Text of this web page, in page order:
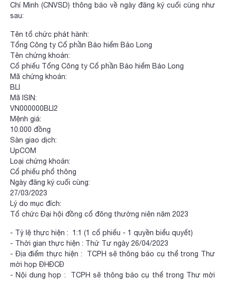
Chí Minh (CNVSD) thông báo về ngày đăng ký cuối cùng như
sau:
Tên tổ chức phát hành:
Tổng Công ty Cổ phần Bảo hiểm Bảo Long
Tên chứng khoán:
Cổ phiếu Tổng Công ty Cổ phần Bảo hiểm Bảo Long
Mã chứng khoán:
BLI
Mã ISIN:
VN000000BLI2
Mệnh giá:
10.000 đồng
Sàn giao dịch:
UpCOM
Loại chứng khoán:
Cổ phiếu phổ thông
Ngày đăng ký cuối cùng:
27/03/2023
Lý do mục đích:
Tổ chức Đại hội đồng cổ đông thường niên năm 2023
- Tỷ lệ thực hiện : 1:1 (1 cổ phiếu - 1 quyền biểu quyết)
- Thời gian thực hiện : Thứ Tư ngày 26/04/2023
- Địa điểm thực hiện : TCPH sẽ thông báo cụ thể trong Thư
mời họp ĐHĐCĐ
- Nội dung họp : TCPH sẽ thông báo cụ thể trong Thư mời